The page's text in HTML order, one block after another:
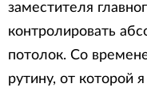
заместителя
контролировать
потолок. Со
рутину, от которой